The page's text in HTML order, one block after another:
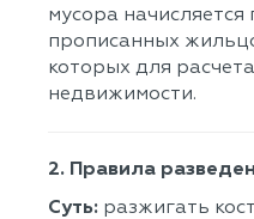
мусора начисляется
прописанных
которых для
недвижимости.
2. Правила
Суть: разжигать